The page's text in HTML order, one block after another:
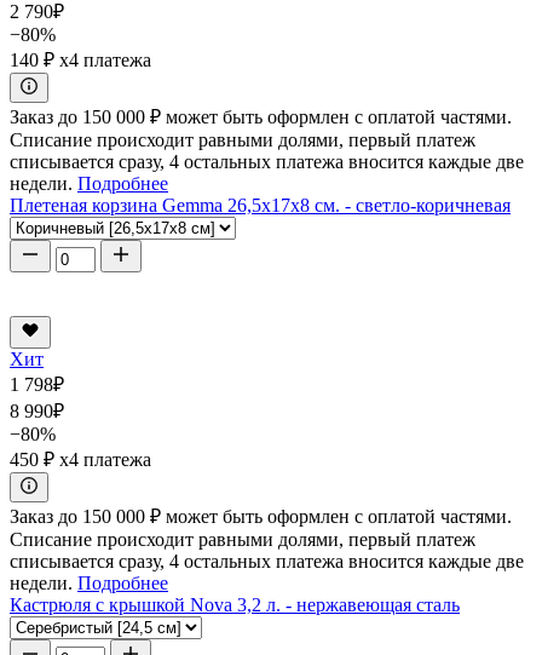
2 790₽
−80%
140 ₽ x4 платежа
Заказ до 150 000 ₽ может быть оформлен с оплатой частями.
Списание происходит равными долями, первый платеж
списывается сразу, 4 остальных платежа вносится каждые две
недели. Подробнее
Плетеная корзина Gemma 26,5x17x8 см. - светло-коричневая
Хит
1 798₽
8 990₽
−80%
450 ₽ x4 платежа
Заказ до 150 000 ₽ может быть оформлен с оплатой частями.
Списание происходит равными долями, первый платеж
списывается сразу, 4 остальных платежа вносится каждые две
недели. Подробнее
Кастрюля с крышкой Nova 3,2 л. - нержавеющая сталь